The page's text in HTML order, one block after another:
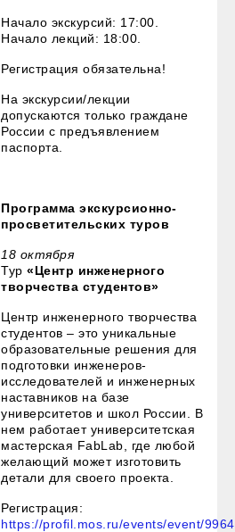
Начало экскурсий: 17:00.
Начало лекций: 18:00.
Регистрация обязательна!
На экскурсии/лекции
допускаются только граждане
России с предъявлением
паспорта.
Программа экскурсионно-
просветительских туров
18 октября
Тур«Центр инженерного
творчества студентов»
Центр инженерного творчества
студентов – это уникальные
образовательные решения для
подготовки инженеров-
исследователей и инженерных
наставников на базе
университетов и школ России. В
нем работает университетская
мастерская FabLab, где любой
желающий может изготовить
детали для своего проекта.
Регистрация:
https://profil.mos.ru/events/event/